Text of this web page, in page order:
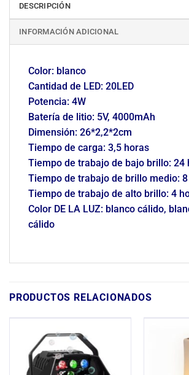
DESCRIPCIÓN
INFORMACIÓN ADICIONAL
Color: blanco
Cantidad de LED: 20LED
Potencia: 4W
Batería de litio: 5V, 4000mAh
Dimensión: 26*2,2*2cm
Tiempo de carga: 3,5 horas
Tiempo de trabajo de bajo brillo: 24
Tiempo de trabajo de brillo medio:
Tiempo de trabajo de alto brillo: 4
Color DE LA LUZ: blanco cálido,
cálido
PRODUCTOS RELACIONADOS